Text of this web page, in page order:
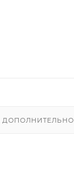
ДОПОЛНИТЕЛЬНО